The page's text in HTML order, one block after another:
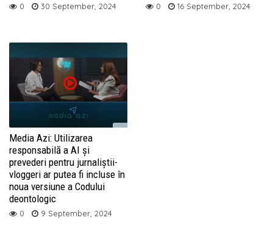
0 30 September, 2024 0 16 September, 2024
Media Azi: Utilizarea
responsabilă a AI și
prevederi pentru jurnaliștii-
vloggeri ar putea fi incluse în
noua versiune a Codului
deontologic
0 9 September, 2024